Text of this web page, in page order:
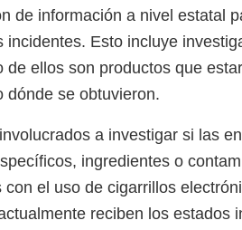
de información a nivel estatal
Esto incluye
ellos son productos que
dónde se obtuvieron.
a investigar si las
ingredientes o
el uso de cigarrillos
reciben los estados